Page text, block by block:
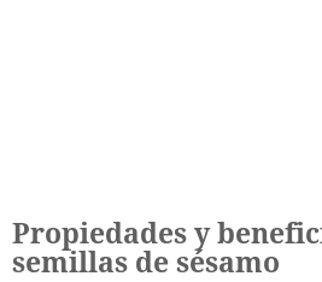
Propiedades y
semillas de sésamo